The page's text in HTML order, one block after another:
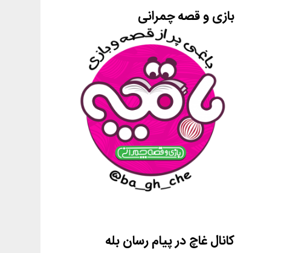
بازی و قصه چمرانی
کانال غاچ در پیام رسان بله